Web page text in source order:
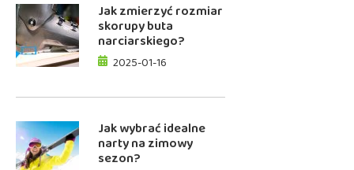
Jak zmierzyć rozmiar
skorupy buta
narciarskiego?
2025-01-16
Jak wybrać idealne
narty na zimowy
sezon?